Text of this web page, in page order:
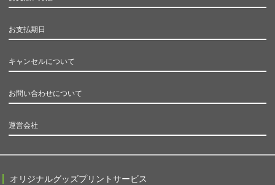
お支払期日
キャンセルについて
お問い合わせについて
運営会社
オリジナルグッズプリントサービス